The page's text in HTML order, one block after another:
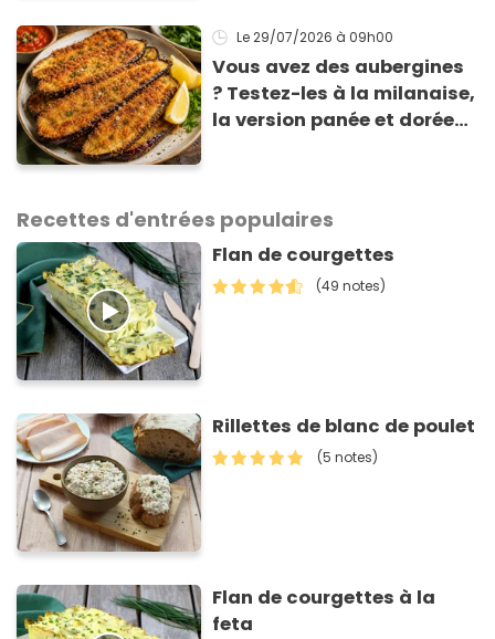
Le 29/07/2026 à 09h00
Vous avez des aubergines
? Testez-les à la milanaise,
la version panée et dorée
Recettes d'entrées populaires
Flan de courgettes
(49 notes)
Rillettes de blanc de poulet
(5 notes)
Flan de courgettes à la
feta